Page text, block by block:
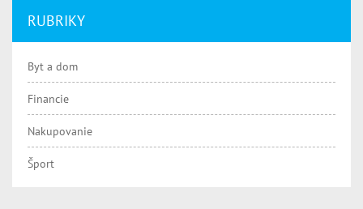
RUBRIKY
Byt a dom
Financie
Nakupovanie
Šport